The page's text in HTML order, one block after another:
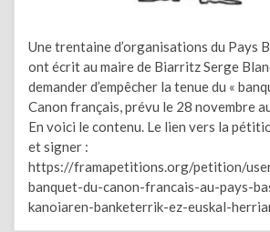
Une trentaine d’organisations du Pays
ont écrit au maire de Biarritz Serge
demander d’empêcher la tenue du «
Canon français, prévu le 28 novembre
En voici le contenu. Le lien vers la
et signer :
https://framapetitions.org/petition/
banquet-du-canon-francais-au-pays-
kanoiaren-banketerrik-ez-euskal-